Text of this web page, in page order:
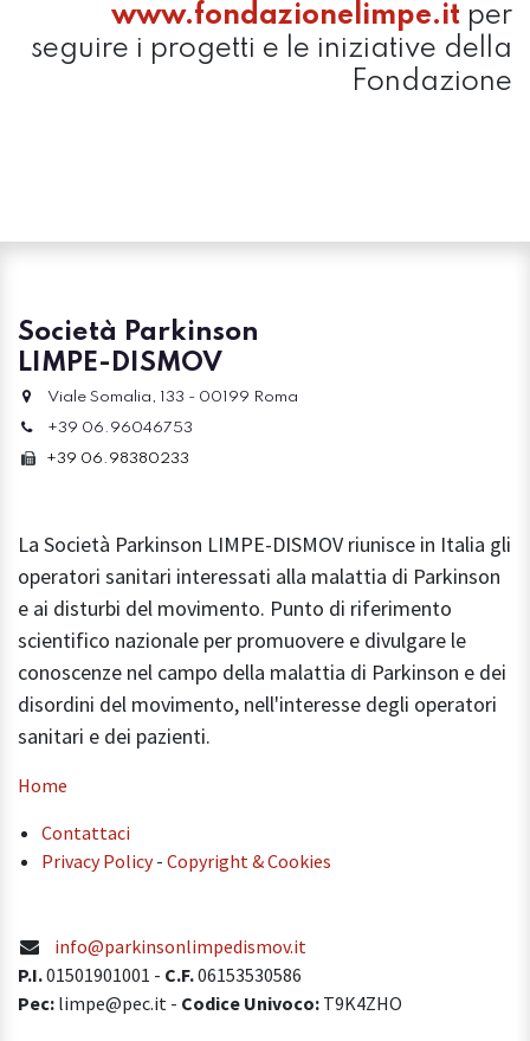
www.fondazionelimpe.it per
seguire i progetti e le iniziative della
Fondazione
Società Parkinson
LIMPE-DISMOV
Viale Somalia, 133 - 00199 Roma
+39 06.96046753
+39 06.98380233
La Società Parkinson LIMPE-DISMOV riunisce in Italia gli
operatori sanitari interessati alla malattia di Parkinson
e ai disturbi del movimento. Punto di riferimento
scientifico nazionale per promuovere e divulgare le
conoscenze nel campo della malattia di Parkinson e dei
disordini del movimento, nell'interesse degli operatori
sanitari e dei pazienti.
Home
Contattaci
Privacy Policy- Copyright & Cookies
info@parkinsonlimpedismov.it
P.I.01501901001 - C.F.06153530586
Pec: limpe@pec.it - Codice Univoco: T9K4ZHO